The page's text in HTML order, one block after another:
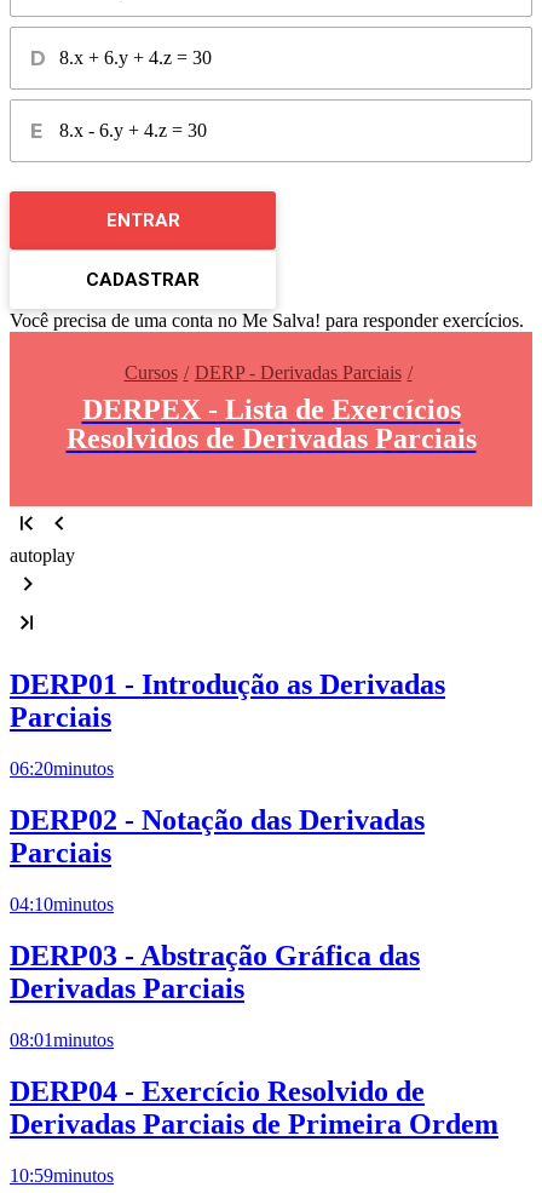
8.x + 6.y + 4.z = 30
8.x - 6.y + 4.z = 30
ENTRAR
CADASTRAR
Você precisa de uma conta no Me Salva! para responder exercícios.
Cursos DERP - Derivadas Parciais
DERPEX - Lista de Exercícios
Resolvidos de Derivadas Parciais
autoplay
DERP01 - Introdução as Derivadas
Parciais
06:20minutos
DERP02 - Notação das Derivadas
Parciais
04:10minutos
DERP03 - Abstração Gráfica das
Derivadas Parciais
08:01minutos
DERP04 - Exercício Resolvido de
Derivadas Parciais de Primeira Ordem
10:59minutos